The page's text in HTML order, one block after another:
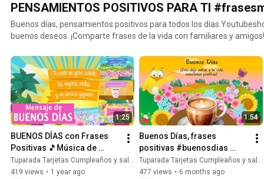
PENSAMIENTOS POSITIVOS PARA TI
Buenos días, pensamientos positivos para todos los
buenos deseos. ¡Comparte frases de la vida con familiares y amigos!🎉 Suscríbete al canal para
en inglés: @HappyBirthdayandHolidays Frases, frases positivas, frases para pensar, motivación
personal, frases motivadoras, reflexiones, mensajes de buen día,
positivos. #pensamientos #buendia #frasespositivas #frasesinspiradoras
#pensamientospositivos #frasesparareflexionar #reflexiones
#musicaendirecto #musicalofi #musicaparameditar #lofi #músicasuave #buenosdias #saludos
#buenasondas #emocionespositivas #frasesmotivadoras
#emocionespositivas
1:25
BUENOS DÍAS con Frases
Positivas 🎵Música de
fondo #buenosdias #parati
😉
Tuparada Tarjetas Cumpleaños y saludos
419 views • 1 year ago
1:54
Buenos Días, frases
positivas #buenosdias
#frasesinspiradoras
Tuparada Tarjetas Cumpleaños y saludos
477 views • 6 months ago